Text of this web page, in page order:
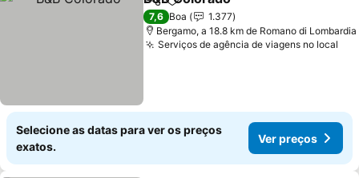
PartilharAdicionar aos favoritos
7,6 Boa
1.377
Bergamo, a 18.8 km de Romano di Lombardia
Serviços de agência de viagens no local
Selecione as datas para ver os preços
exatos.
Ver preços